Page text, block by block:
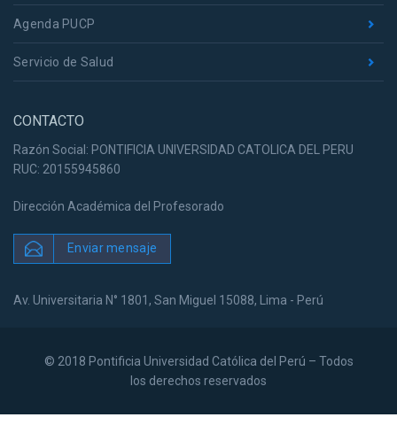
Agenda PUCP
Servicio de Salud
CONTACTO
Razón Social: PONTIFICIA UNIVERSIDAD CATOLICA DEL PERU
RUC: 20155945860
Dirección Académica del Profesorado
Enviar mensaje
Av. Universitaria N° 1801, San Miguel 15088, Lima - Perú
© 2018 Pontificia Universidad Católica del Perú – Todos
los derechos reservados